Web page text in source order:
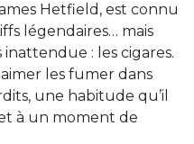
Hetfield, est connu
légendaires… mais
: les cigares.
les fumer dans
une habitude qu’il
à un moment de